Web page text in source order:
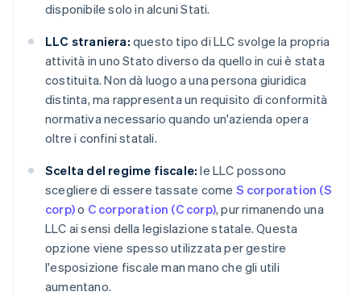
disponibile solo in alcuni Stati.
LLC straniera: questo tipo di LLC svolge la propria
attività in uno Stato diverso da quello in cui è stata
costituita. Non dà luogo a una persona giuridica
distinta, ma rappresenta un requisito di conformità
normativa necessario quando un'azienda opera
oltre i confini statali.
Scelta del regime fiscale: le LLC possono
scegliere di essere tassate come S corporation (S
corp)o C corporation (C corp), pur rimanendo una
LLC ai sensi della legislazione statale. Questa
opzione viene spesso utilizzata per gestire
l'esposizione fiscale man mano che gli utili
aumentano.